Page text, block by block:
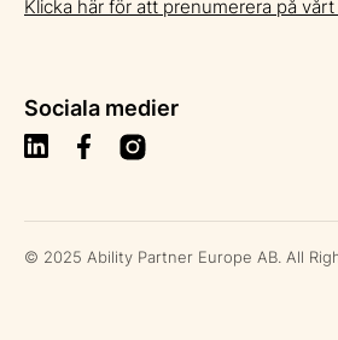
Klicka här för att prenumerera på
Sociala medier
© 2025 Ability Partner Europe AB. All